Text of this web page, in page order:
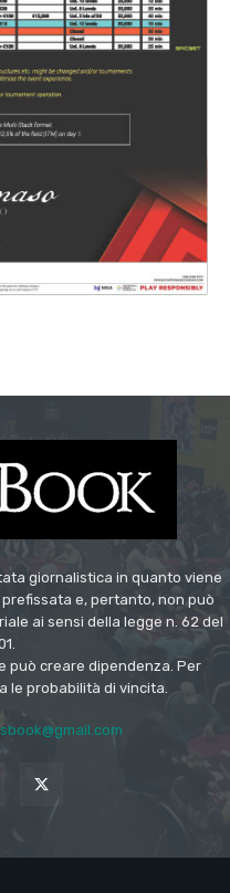
giornalistica in quanto viene
e, pertanto, non può
ai sensi della legge n. 62 del
può creare dipendenza. Per
le probabilità di vincita.